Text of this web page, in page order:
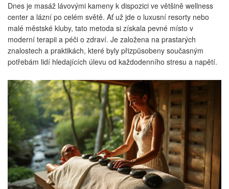
Dnes je masáž lávovými kameny k dispozici ve většině wellness
center a lázní po celém světě. Ať už jde o luxusní resorty nebo
malé městské kluby, tato metoda si získala pevné místo v
moderní terapii a péči o zdraví. Je založena na prastarých
znalostech a praktikách, které byly přizpůsobeny současným
potřebám lidí hledajících úlevu od každodenního stresu a napětí.